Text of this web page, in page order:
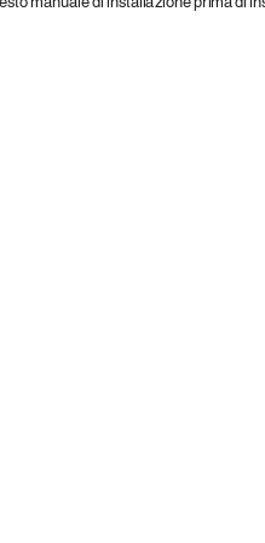
manuale di installazione prima di